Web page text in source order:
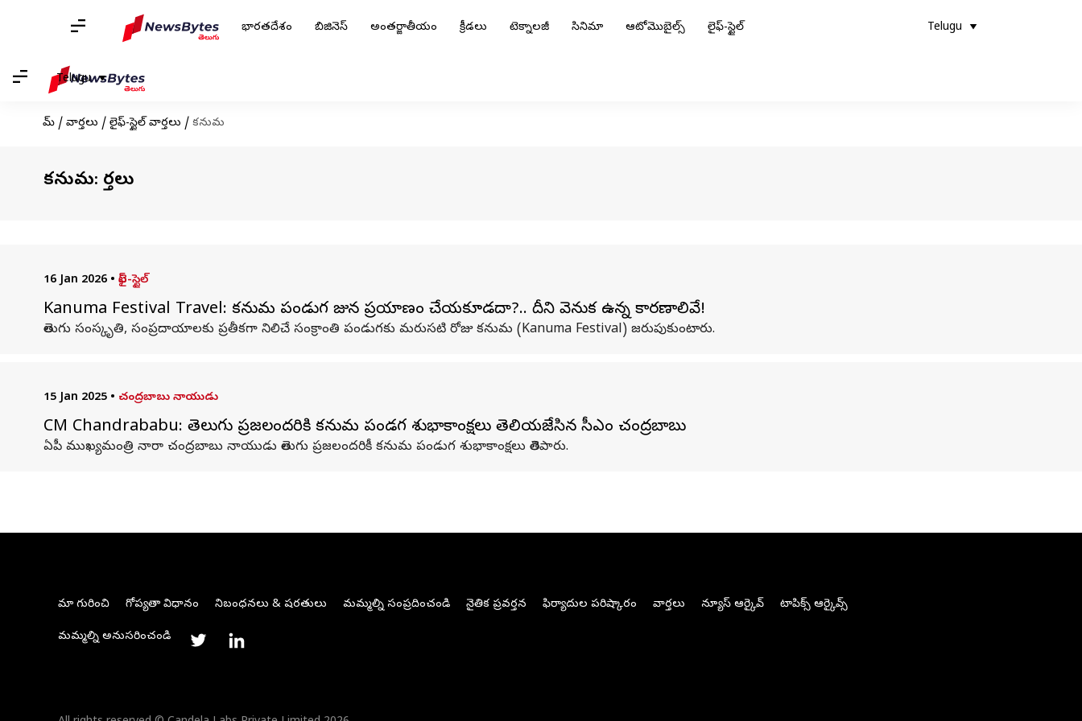
భారతదేశం బిజినెస్ అంతర్జాతీయం క్రీడలు టెక్నాలజీ సినిమా ఆటోమొబైల్స్ లైఫ్-స్టైల్ Telugu
Telugu
హోమ్ / వార్తలు / లైఫ్-స్టైల్ వార్తలు / కనుమ
కనుమ: వార్తలు
16 Jan 2026 • లైఫ్-స్టైల్
Kanuma Festival Travel: కనుమ పండుగ రోజున ప్రయాణం చేయకూడదా?.. దీని వెనుక ఉన్న కారణాలివే!
తెలుగు సంస్కృతి, సంప్రదాయాలకు ప్రతీకగా నిలిచే సంక్రాంతి పండుగకు మరుసటి రోజు కనుమ (Kanuma Festival) జరుపుకుంటారు.
15 Jan 2025 • చంద్రబాబు నాయుడు
CM Chandrababu: తెలుగు ప్రజలందరికి కనుమ పండగ శుభాకాంక్షలు తెలియజేసిన సీఎం చంద్రబాబు
ఏపీ ముఖ్యమంత్రి నారా చంద్రబాబు నాయుడు తెలుగు ప్రజలందరికీ కనుమ పండుగ శుభాకాంక్షలు తెలిపారు.
మా గురించి గోప్యతా విధానం నిబంధనలు & షరతులు మమ్మల్ని సంప్రదించండి నైతిక ప్రవర్తన ఫిర్యాదుల పరిష్కారం వార్తలు న్యూస్ ఆర్కైవ్ టాపిక్స్ ఆర్కైవ్స్
మమ్మల్ని అనుసరించండి